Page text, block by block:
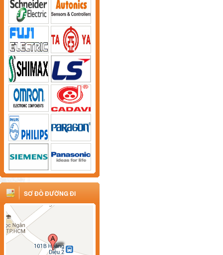
SƠ ĐỒ ĐƯỜNG ĐI